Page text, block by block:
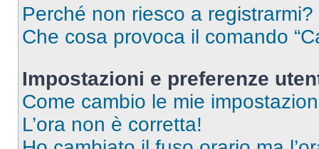
Perché non riesco a registrarmi?
Che cosa provoca il comando
Impostazioni e preferenze
Come cambio le mie
L’ora non è corretta!